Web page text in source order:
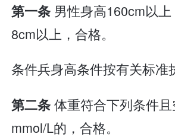
第一条 男性身高160cm以
8cm以上，合格。
条件兵身高条件按有关标准
第二条体重符合下列条件
mmol/L的，合格。